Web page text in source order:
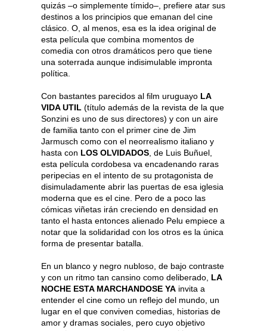
quizás –o simplemente tímido–, prefiere atar sus
destinos a los principios que emanan del cine
clásico. O, al menos, esa es la idea original de
esta película que combina momentos de
comedia con otros dramáticos pero que tiene
una soterrada aunque indisimulable impronta
política.
Con bastantes parecidos al film uruguayo LA
VIDA UTIL (título además de la revista de la que
Sonzini es uno de sus directores) y con un aire
de familia tanto con el primer cine de Jim
Jarmusch como con el neorrealismo italiano y
hasta con LOS OLVIDADOS , de Luis Buñuel,
esta película cordobesa va encadenando raras
peripecias en el intento de su protagonista de
disimuladamente abrir las puertas de esa iglesia
moderna que es el cine. Pero de a poco las
cómicas viñetas irán creciendo en densidad en
tanto el hasta entonces alienado Pelu empiece a
notar que la solidaridad con los otros es la única
forma de presentar batalla.
En un blanco y negro nubloso, de bajo contraste
y con un ritmo tan cansino como deliberado, LA
NOCHE ESTA MARCHANDOSE YA invita a
entender el cine como un reflejo del mundo, un
lugar en el que conviven comedias, historias de
amor y dramas sociales, pero cuyo objetivo